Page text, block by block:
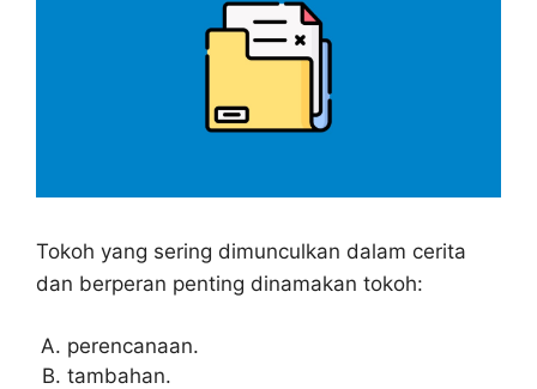
Tokoh yang sering dimunculkan dalam cerita
dan berperan penting dinamakan tokoh:
perencanaan.
tambahan.